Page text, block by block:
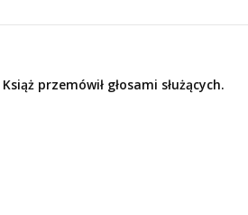
przemówił głosami służących.